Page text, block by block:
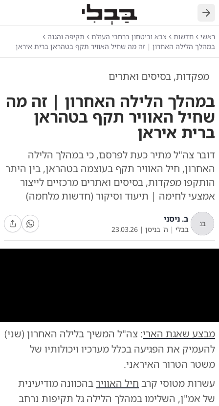
חזרה
ראשי חדשות צבא וביטחון ברחבי העולם
תקיפה והגנה
במהלך הלילה האחרון | זה מה שחיל האוויר תקף בטהראן ברית איראן
מפקדות, בסיסים ואתרים
במהלך הלילה האחרון | זה מה
שחיל האוויר תקף בטהראן
ברית איראן
דובר צה"ל מתיר כעת לפרסם, כי במהלך הלילה
האחרון, חיל האוויר תקף בעוצמה בטהראן, בין היתר
הותקפו מפקדות, בסיסים ואתרים מרכזיים לייצור
אמצעי לחימה | תיעוד וסיקור (חדשות מלחמה)
בנ ב. ניסני
בבלי | ה' בניסן |
23.03.26
התקיפות בטהראן |צילום:צילום: דובר צה"ל מבצע שאגת הארי: צה"ל המשיך בלילה האחרון (שני)
להעמיק את הפגיעה בכלל מערכיו ויכולותיו של
משטר הטרור האיראני.
עשרות מטוסי קרב חיל האוויר בהכוונה מודיעינית
של אמ"ן, השלימו במהלך הלילה גל תקיפות נרחב